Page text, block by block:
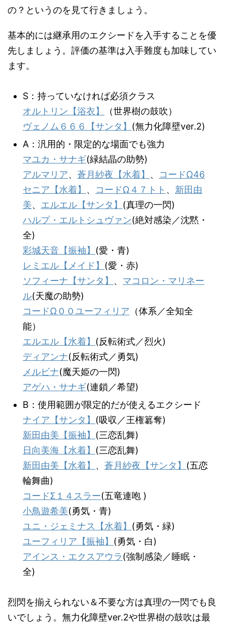
の？というのを見て行きましょう。
基本的には継承用のエクシードを入手することを優
先しましょう。評価の基準は入手難度も加味してい
ます。
S：持っていなければ必須クラス
オルトリン【浴衣】
（世界樹の鼓吹）
ヴェノム６６６【サンタ】 (無力化障壁ver.2)
A：汎用的・限定的な場面でも強力
マユカ・サナギ(緑結晶の助勢)
アルマリア、 蒼月紗夜【水着】 、 コードΩ46
セニア【水着】 、 コードΩ４７トト 、 新田由
美、 エルエル【サンタ】 (真理の一閃)
ハルプ・エルトシュヴァン(絶対感染／沈黙・
全)
彩城天音【振袖】 (愛・青)
レミエル【メイド】 (愛・赤)
ソフィーナ【サンタ】 、 マコロン・マリネー
ル(天魔の助勢)
コードΩ００ユーフィリア （体系／全知全
能）
エルエル【水着】 (反転術式／烈火)
ディアンナ(反転術式／勇気)
メルビナ(魔天姫の一閃)
アゲハ・サナギ(連鎖／希望)
B：使用範囲が限定的だが使えるエクシード
ナイア【サンタ】 (吸収／王権簒奪)
新田由美【振袖】 (三恋乱舞)
日向美海【水着】 (三恋乱舞)
新田由美【水着】 、 蒼月紗夜【サンタ】 (五恋
輪舞曲)
コードΣ１４スラー(五竜連咆 )
小鳥遊希美(勇気・青)
ユニ・ジェミナス【水着】 (勇気・緑)
ユーフィリア【振袖】 (勇気・白)
アインス・エクスアウラ (強制感染／睡眠・
全)
烈閃を揃えられない＆不要な方は真理の一閃でも良
いでしょう。無力化障壁ver.2や世界樹の鼓吹は最